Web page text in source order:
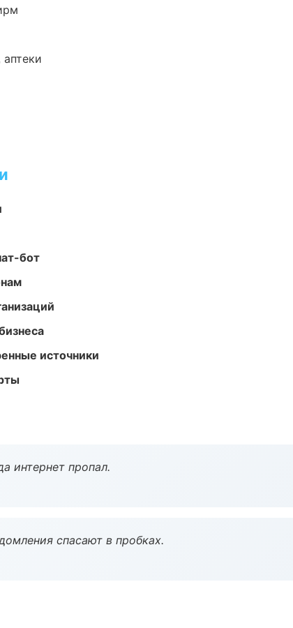
бот
источники
интернет пропал.
спасают в пробках.